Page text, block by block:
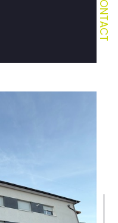
CONTACT